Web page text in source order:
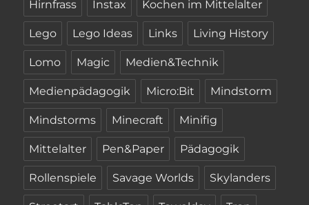
Hirnfrass Instax Kochen im Mittelalter
Lego Lego Ideas Links Living History
Lomo Magic Medien&Technik
Medienpädagogik Micro:Bit Mindstorm
Mindstorms Minecraft Minifig
Mittelalter Pen&Paper Pädagogik
Rollenspiele Savage Worlds Skylanders